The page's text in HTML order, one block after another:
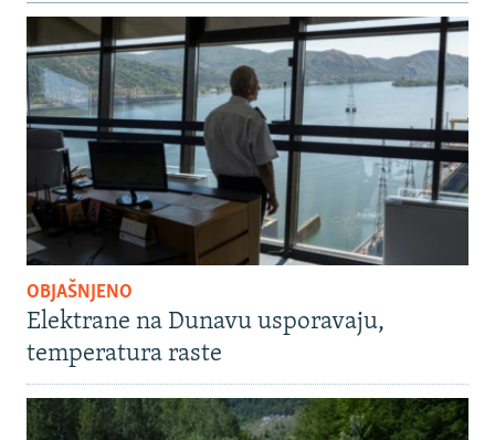
OBJAŠNJENO
Elektrane na Dunavu usporavaju,
temperatura raste